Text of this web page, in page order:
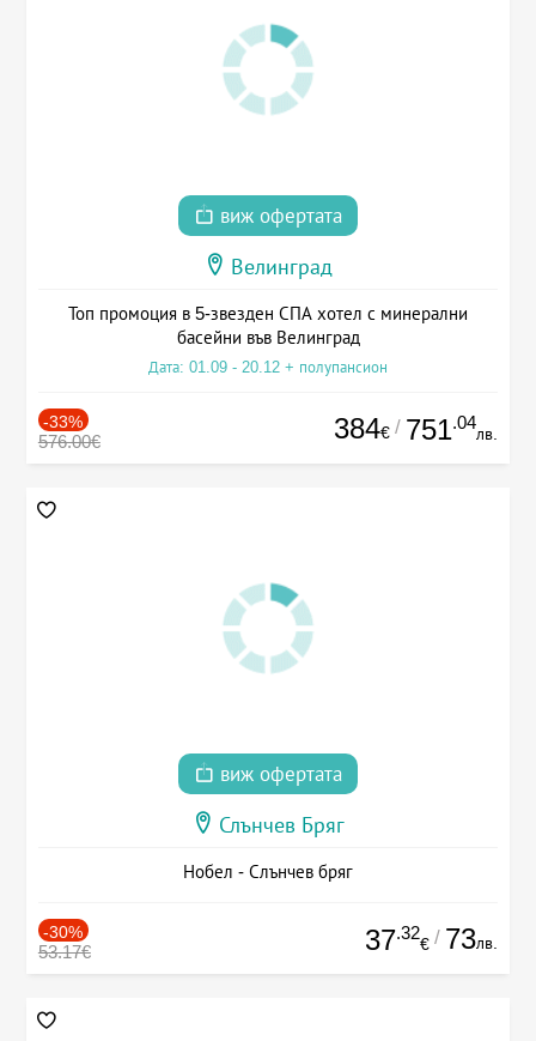
виж офертата
Велинград
Топ промоция в 5-звезден СПА хотел с минерални
басейни във Велинград
Дата: 01.09 - 20.12 + полупансион
-33%
576.00€ 384€ / 751.04
лв.
виж офертата
Слънчев Бряг
Нобел - Слънчев бряг
-30%
53.17€ 37.32
€ / 73лв.